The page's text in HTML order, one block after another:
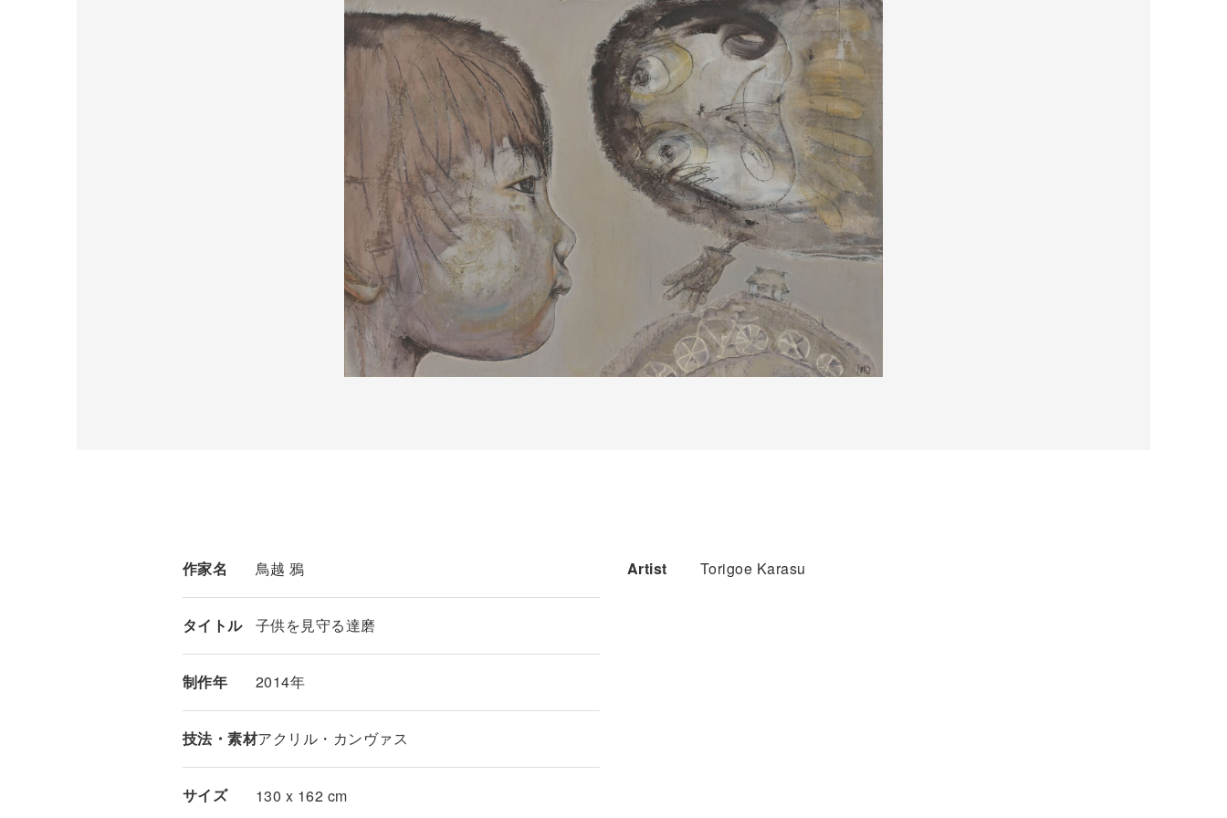
作家名 鳥越 鴉
タイトル 子供を見守る達磨
制作年 2014年
技法・素材アクリル・カンヴァス
サイズ 130 x 162 cm
Artist Torigoe Karasu